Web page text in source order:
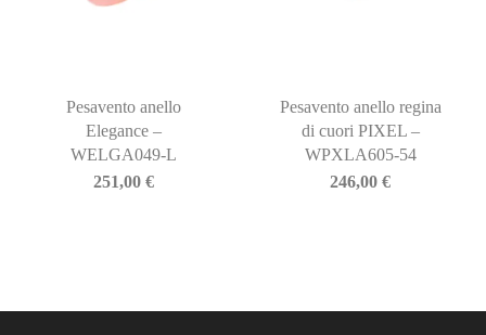
Pesavento anello
Elegance –
WELGA049-L
251,00 €
Pesavento anello regina
di cuori PIXEL –
WPXLA605-54
246,00€